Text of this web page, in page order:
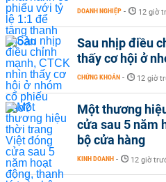
DOANH NGHIỆP - 12 giờ
Sau nhịp điều
thấy cơ hội ở
CHỨNG KHOÁN - 12 giờ
Một thương
cửa sau 5 năm
bộ cửa hàng
KINH DOANH - 12 giờ